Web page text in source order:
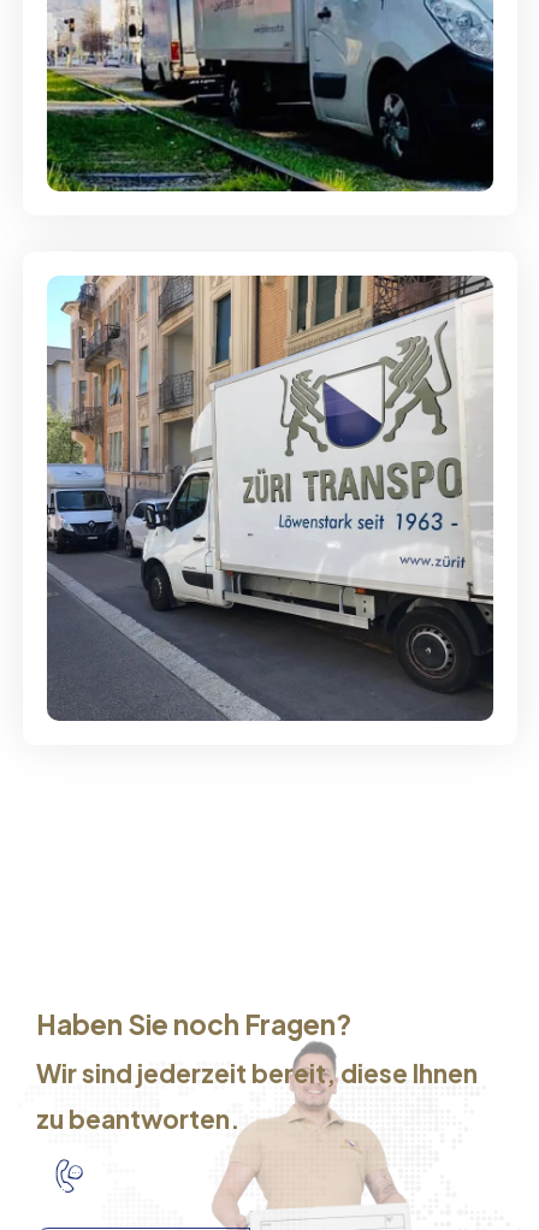
Ein- und Auspackservice
Günstige Umzüge - Hervorragender
Service
Haben Sie noch Fragen?
Wir sind jederzeit bereit, diese Ihnen
zu beantworten.